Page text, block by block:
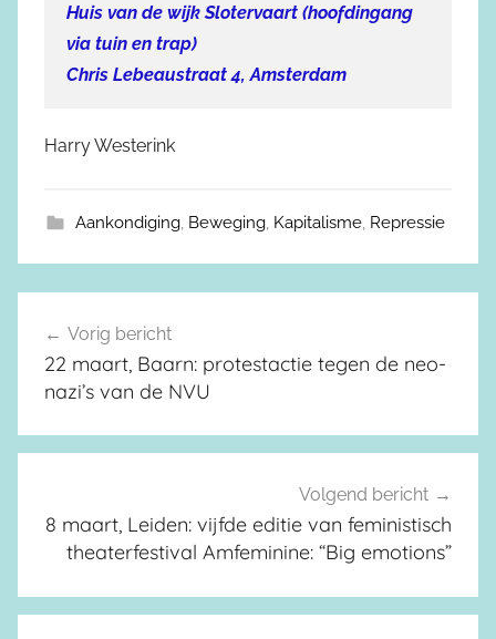
Huis van de wijk Slotervaart (hoofdingang
via tuin en trap)
Chris Lebeaustraat 4, Amsterdam
Harry Westerink
Aankondiging, Beweging, Kapitalisme, Repressie
Berichtnavigatie
Vorig bericht
22 maart, Baarn: protestactie tegen de neo-
nazi’s van de NVU
Volgend bericht
8 maart, Leiden: vijfde editie van feministisch
theaterfestival Amfeminine: “Big emotions”